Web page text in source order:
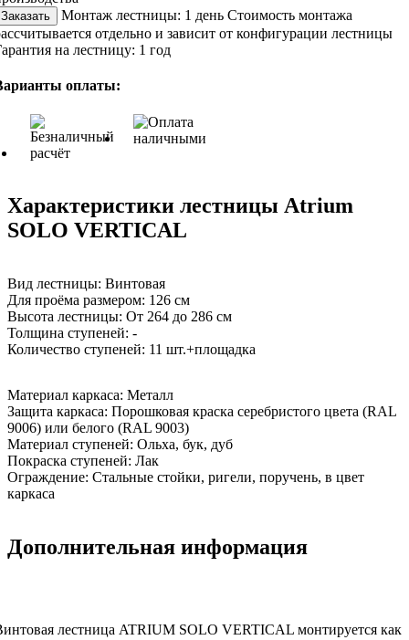
Заказать Монтаж лестницы: 1 день Стоимость монтажа
отдельно и зависит от конфигурации лестницы
на лестницу: 1 год
оплаты:
Характеристики лестницы Atrium
SOLO VERTICAL
Вид лестницы: Винтовая
Для проёма размером: 126 см
Высота лестницы: От 264 до 286 см
Толщина ступеней: -
Количество ступеней: 11 шт.+площадка
Материал каркаса: Металл
Защита каркаса: Порошковая краска серебристого цвета (RAL
9006) или белого (RAL 9003)
Материал ступеней: Ольха, бук, дуб
Покраска ступеней: Лак
Ограждение: Стальные стойки, ригели, поручень, в цвет
каркаса
Дополнительная информация
лестница ATRIUM SOLO VERTICAL монтируется как